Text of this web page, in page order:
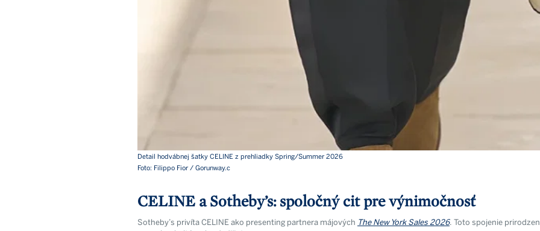
Detail hodvábnej šatky CELINE z prehliadky Spring/Summer 2026
Foto: Filippo Fior / Gorunway.c
CELINE a Sotheby’s: spoločný cit pre výnimočnosť
Sotheby’s privíta CELINE ako presenting partnera májových The New York Sales 2026. Toto spojenie